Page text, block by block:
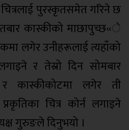
पुरस्कृतसमेत गरिने छ
कास्कीको माछापुच्छ«े
लगेर उनीहरूलाई त्यहाँको
र तेस्रो दिन सोमबार
र कास्कीकोटमा लगेर ती
चित्र कोर्न लगाइने
गुरुङले दिनुभयो ।